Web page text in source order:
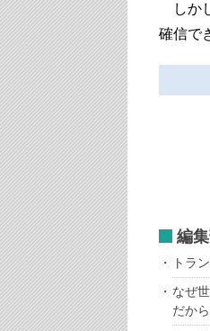
しか
確信で
編
トラ
なぜ
だか